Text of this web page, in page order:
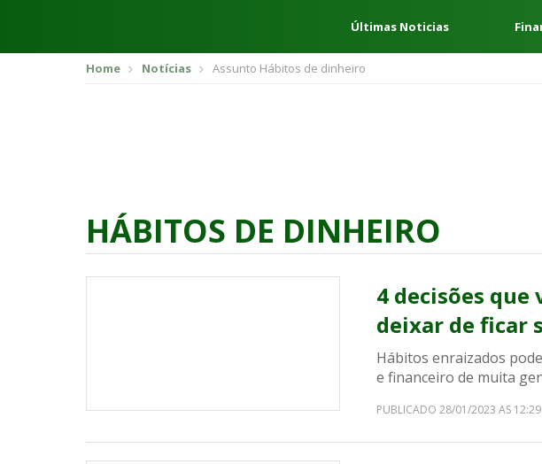
Últimas Noticias
Home Notícias Assunto Hábitos de dinheiro
HÁBITOS DE DINHEIRO
4 decisões
deixar de ficar
Hábitos enraizados
e financeiro de muita
PUBLICADO 28/01/2023 AS 12:29